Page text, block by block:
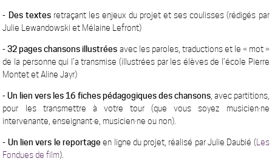
- Des textes retraçant les enjeux du projet et ses coulisses (rédigés par
Julie Lewandowski et Mélaine Lefront)
- 32 pages chansons illustrées avec les paroles, traductions et le « mot »
de la personne qui l’a transmise (illustrées par les élèves de l’école Pierre
Montet et Aline Jayr)
- Un lien vers les 16 fiches pédagogiques des chansons, avec partitions,
pour les transmettre à votre tour (que vous soyez musicien·ne
intervenante, enseignant·e, musicien·ne ou non).
- Un lien vers le reportage en ligne du projet, réalisé par Julie Daubié (Les
Fondues de film).